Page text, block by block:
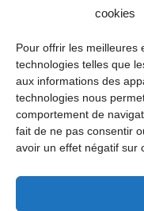
cookies
Pour offrir les meilleures
technologies telles que
aux informations des
technologies nous
comportement de
fait de ne pas consentir
avoir un effet négatif sur
Inscription
c/o Kawaa, 24 avenue